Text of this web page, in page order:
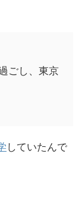
ごし、東京
していたんで